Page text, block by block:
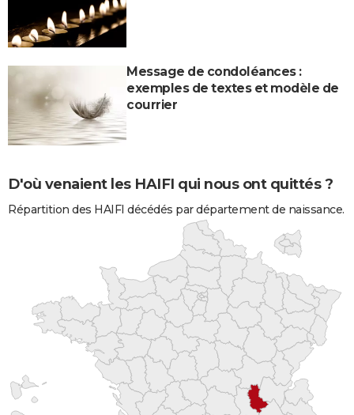
Message de condoléances :
exemples de textes et modèle de
courrier
D'où venaient les HAIFI qui nous ont quittés ?
Répartition des HAIFI décédés par département de naissance.